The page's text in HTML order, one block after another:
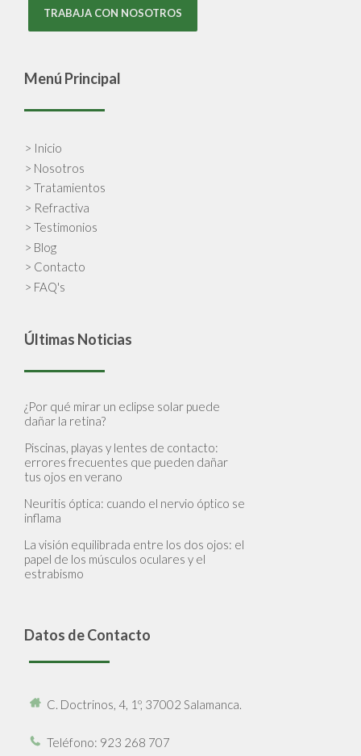
TRABAJA CON NOSOTROS
Menú Principal
> Inicio
> Nosotros
> Tratamientos
> Refractiva
> Testimonios
> Blog
> Contacto
> FAQ's
Últimas Noticias
¿Por qué mirar un eclipse solar puede
dañar la retina?
Piscinas, playas y lentes de contacto:
errores frecuentes que pueden dañar
tus ojos en verano
Neuritis óptica: cuando el nervio óptico se
inflama
La visión equilibrada entre los dos ojos: el
papel de los músculos oculares y el
estrabismo
Datos de Contacto
C. Doctrinos, 4, 1º, 37002 Salamanca.
Teléfono: 923 268 707